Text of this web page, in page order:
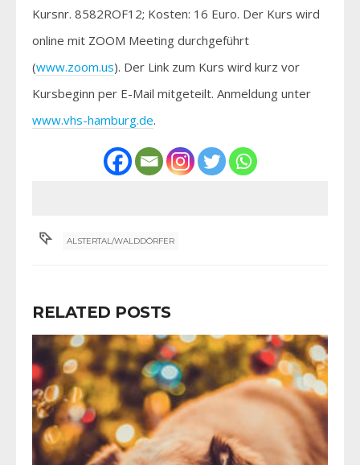
Kursnr. 8582ROF12; Kosten: 16 Euro. Der Kurs wird
online mit ZOOM Meeting durchgeführt
(www.zoom.us). Der Link zum Kurs wird kurz vor
Kursbeginn per E-Mail mitgeteilt. Anmeldung unter
www.vhs-hamburg.de.
ALSTERTAL/WALDDÖRFER
RELATED POSTS